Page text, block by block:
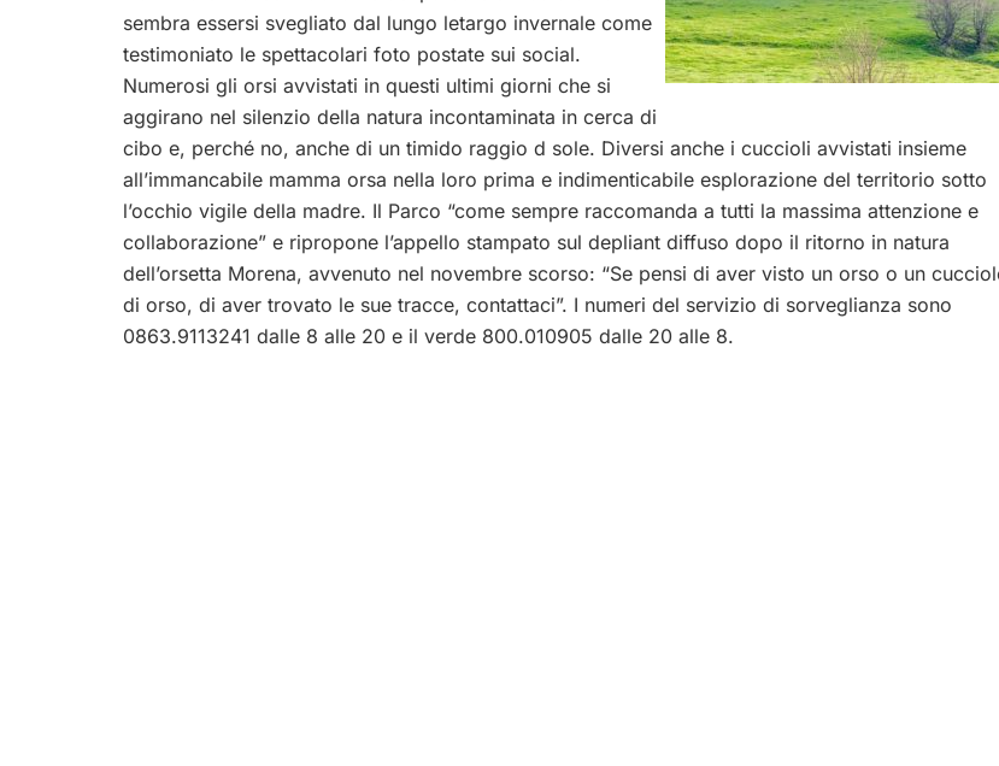
sembra essersi svegliato dal lungo letargo invernale come
testimoniato le spettacolari foto postate sui social.
Numerosi gli orsi avvistati in questi ultimi giorni che si
aggirano nel silenzio della natura incontaminata in cerca di
cibo e, perché no, anche di un timido raggio d sole. Diversi anche i cuccioli avvistati insieme
all’immancabile mamma orsa nella loro prima e indimenticabile esplorazione del territorio sotto
l’occhio vigile della madre. Il Parco “come sempre raccomanda a tutti la massima attenzione e
collaborazione” e ripropone l’appello stampato sul depliant diffuso dopo il ritorno in natura
dell’orsetta Morena, avvenuto nel novembre scorso: “Se pensi di aver visto un orso o un
di orso, di aver trovato le sue tracce, contattaci”. I numeri del servizio di sorveglianza sono
0863.9113241 dalle 8 alle 20 e il verde 800.010905 dalle 20 alle 8.